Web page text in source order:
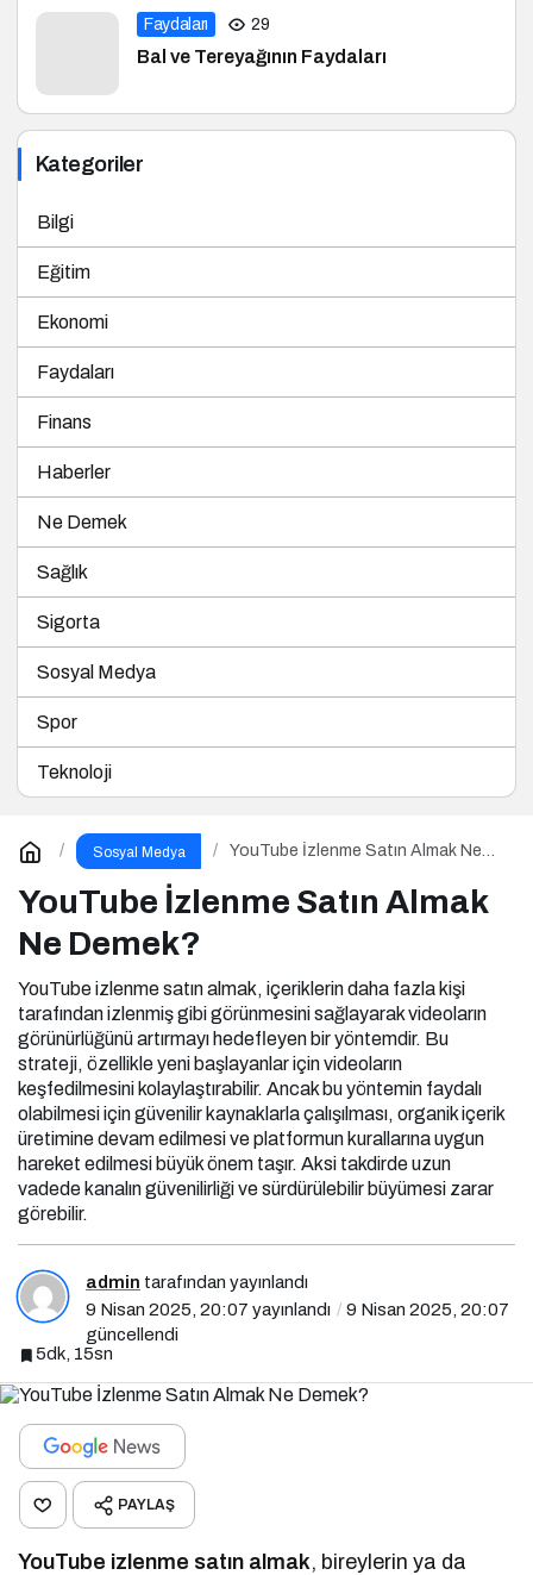
Faydaları 29
Bal ve Tereyağının Faydaları
Kategoriler
Bilgi
Eğitim
Ekonomi
Faydaları
Finans
Haberler
Ne Demek
Sağlık
Sigorta
Sosyal Medya
Spor
Teknoloji
Sosyal Medya
YouTube İzlenme Satın Almak Ne
YouTube İzlenme Satın Almak
Ne Demek?
YouTube izlenme satın almak, içeriklerin daha fazla kişi
tarafından izlenmiş gibi görünmesini sağlayarak videoların
görünürlüğünü artırmayı hedefleyen bir yöntemdir. Bu
strateji, özellikle yeni başlayanlar için videoların
keşfedilmesini kolaylaştırabilir. Ancak bu yöntemin faydalı
olabilmesi için güvenilir kaynaklarla çalışılması, organik içerik
üretimine devam edilmesi ve platformun kurallarına uygun
hareket edilmesi büyük önem taşır. Aksi takdirde uzun
vadede kanalın güvenilirliği ve sürdürülebilir büyümesi zarar
görebilir.
admin tarafından yayınlandı
9 Nisan 2025, 20:07 yayınlandı
9 Nisan 2025, 20:07
güncellendi
5dk, 15sn
PAYLAŞ
YouTube izlenme satın almak, bireylerin ya da